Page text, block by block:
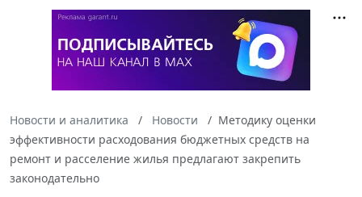
Новости и аналитика Новости
Методику оценки
эффективности расходования бюджетных средств на
ремонт и расселение жилья предлагают закрепить
законодательно